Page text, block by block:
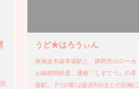
うど★はろうぃん
東海道本線草薙駅と、静岡市のローカ
ル線静岡鉄道…通称『しずてつ』の草
薙駅。 2つの駅は徒歩5分ほどの距離に